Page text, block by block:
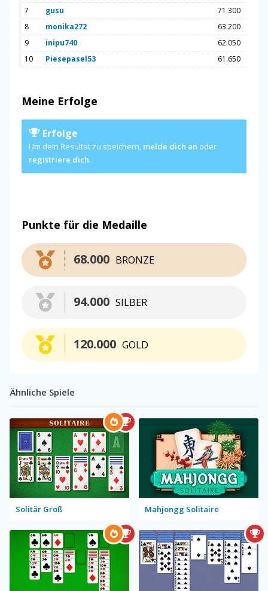
7
gusu
71.300
8
monika272
63.200
9
inipu740
62.050
10
Piesepasel53 61.650
Meine Erfolge
Erfolge
Um dein Resultat zu speichern, melde dich an oder
registriere dich.
Punkte für die Medaille
BRONZE
68.000
SILBER
94.000
GOLD
120.000
Ähnliche Spiele
Solitär Groß Mahjongg Solitaire